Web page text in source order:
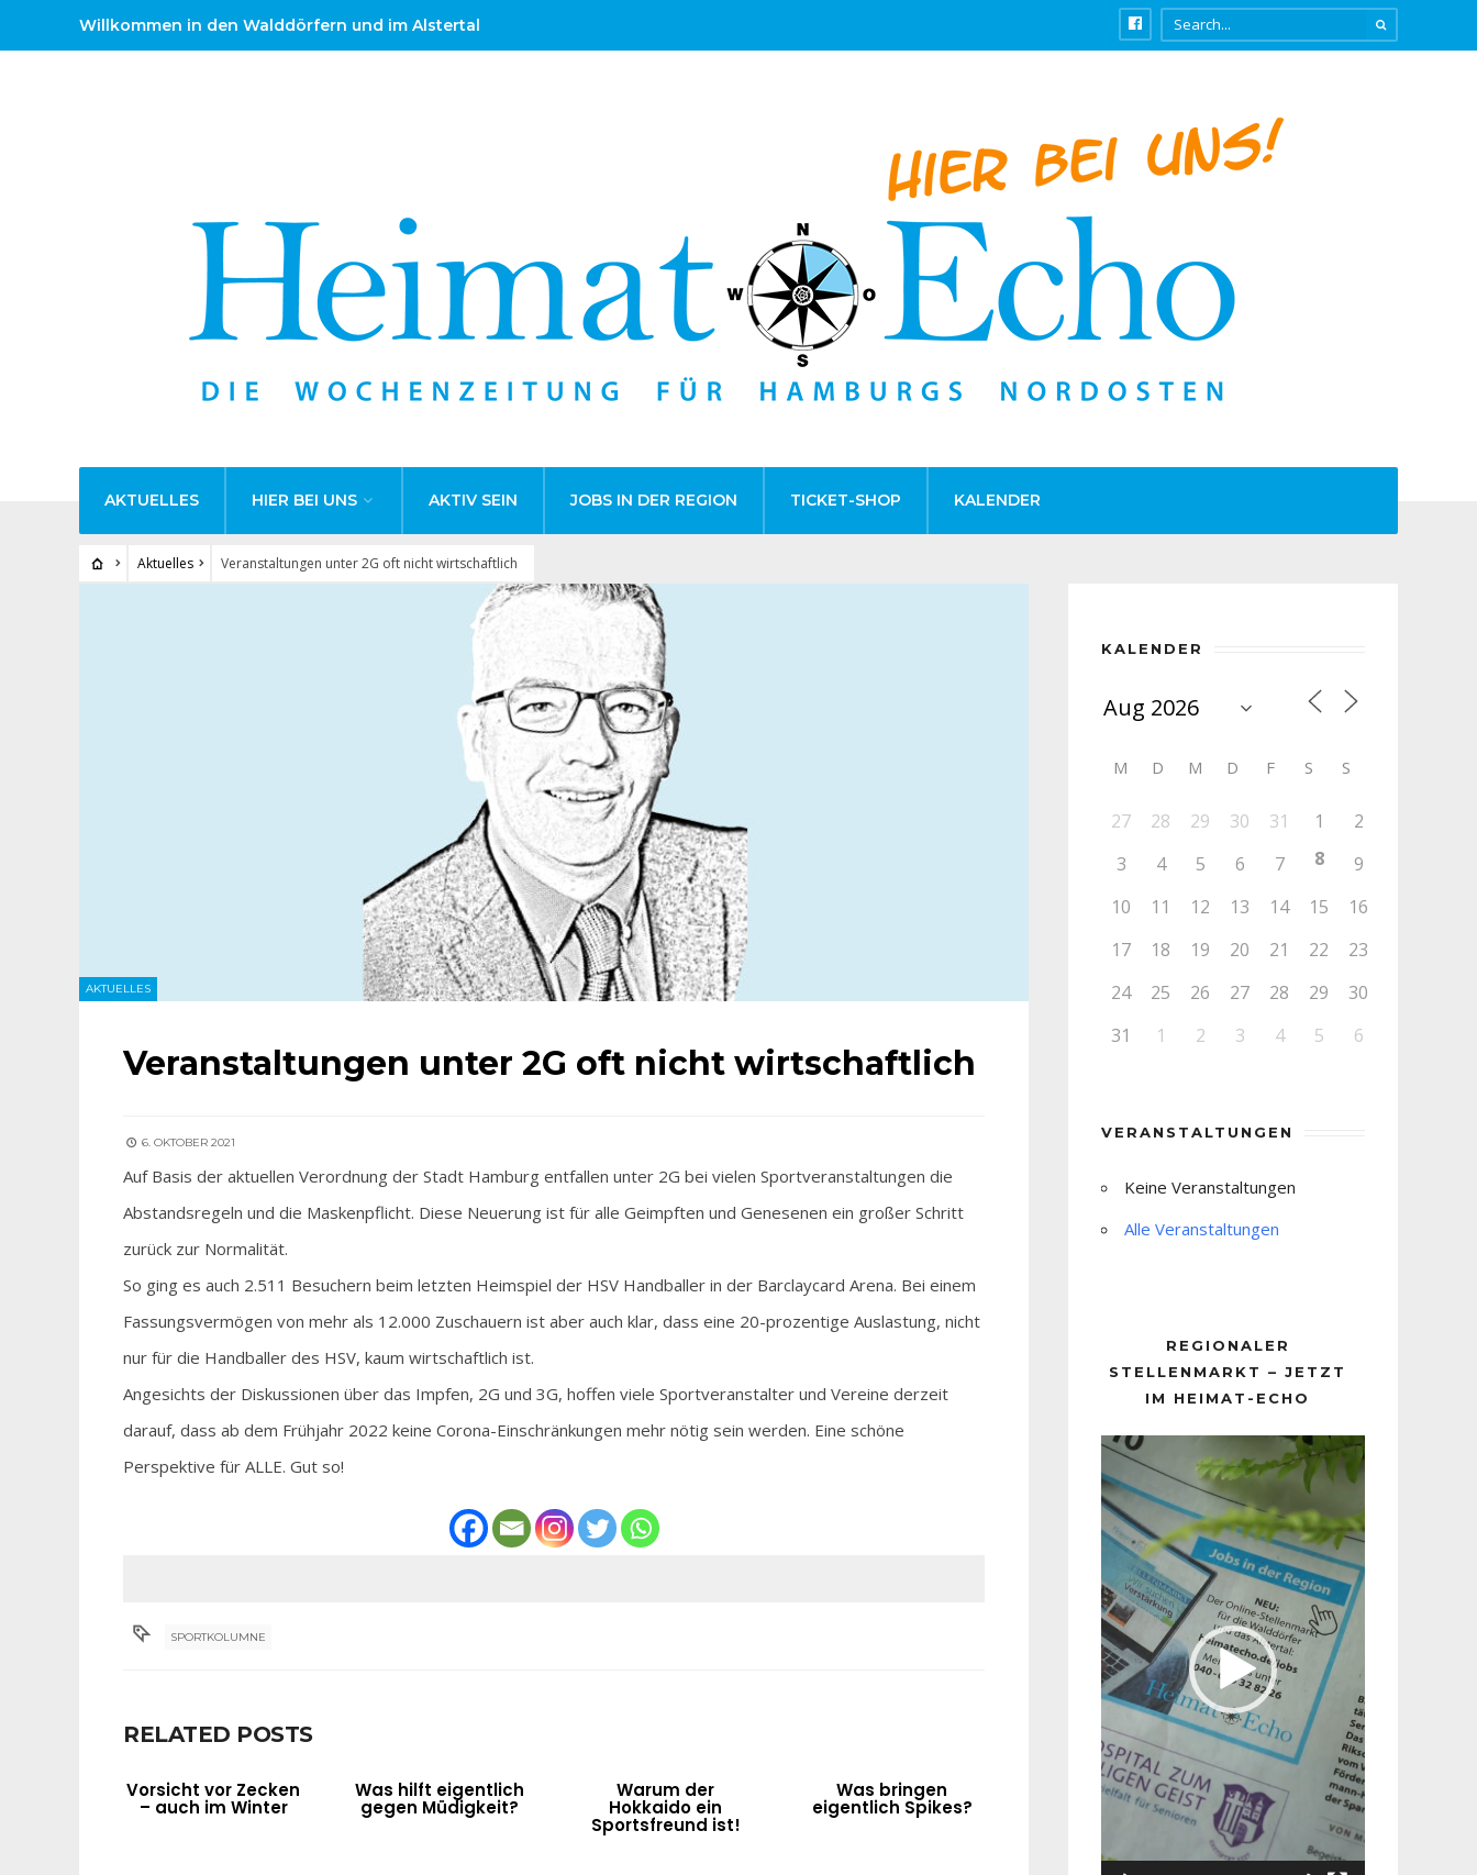
Willkommen in den Walddörfern und im Alstertal
AKTUELLES HIER BEI UNS AKTIV SEIN JOBS IN DER REGION TICKET-SHOP KALENDER
Aktuelles Veranstaltungen unter 2G oft nicht wirtschaftlich
AKTUELLES
Veranstaltungen unter 2G oft nicht wirtschaftlich
6. OKTOBER 2021
Auf Basis der aktuellen Verordnung der Stadt Hamburg entfallen unter 2G bei vielen Sportveranstaltungen die
Abstandsregeln und die Maskenpflicht. Diese Neuerung ist für alle Geimpften und Genesenen ein großer Schritt
zurück zur Normalität.
So ging es auch 2.511 Besuchern beim letzten Heimspiel der HSV Handballer in der Barclaycard Arena. Bei einem
Fassungsvermögen von mehr als 12.000 Zuschauern ist aber auch klar, dass eine 20-prozentige Auslastung, nicht
nur für die Handballer des HSV, kaum wirtschaftlich ist.
Angesichts der Diskussionen über das Impfen, 2G und 3G, hoffen viele Sportveranstalter und Vereine derzeit
darauf, dass ab dem Frühjahr 2022 keine Corona-Einschränkungen mehr nötig sein werden. Eine schöne
Perspektive für ALLE. Gut so!
SPORTKOLUMNE
RELATED POSTS
Vorsicht vor Zecken
– auch im Winter
Was hilft eigentlich
gegen Müdigkeit?
Warum der
Hokkaido ein
Sportsfreund ist!
Was bringen
eigentlich Spikes?
KALENDER
M D M D F S S
27 28 29 30 31 1
2
3
4 5 6 7 8
9
10
11 12 13 14 15
16
17
18 19 20 21 22
23
24
25 26 27 28 29
30
31
1 2 3 4 5 6
VERANSTALTUNGEN
Keine Veranstaltungen
Alle Veranstaltungen
REGIONALER
STELLENMARKT – JETZT
IM HEIMAT-ECHO
Player